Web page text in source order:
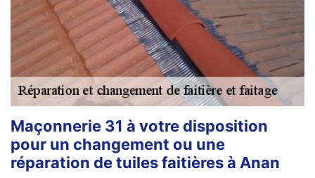
Maçonnerie 31 à votre disposition
pour un changement ou une
réparation de tuiles faitières à Anan